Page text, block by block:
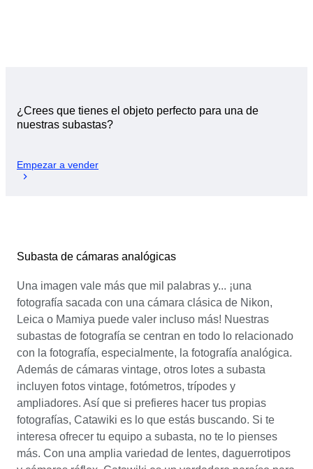
¿Crees que tienes el objeto perfecto para una de
nuestras subastas?
Empezar a vender
Subasta de cámaras analógicas
Una imagen vale más que mil palabras y... ¡una
fotografía sacada con una cámara clásica de Nikon,
Leica o Mamiya puede valer incluso más! Nuestras
subastas de fotografía se centran en todo lo relacionado
con la fotografía, especialmente, la fotografía analógica.
Además de cámaras vintage, otros lotes a subasta
incluyen fotos vintage, fotómetros, trípodes y
ampliadores. Así que si prefieres hacer tus propias
fotografías, Catawiki es lo que estás buscando. Si te
interesa ofrecer tu equipo a subasta, no te lo pienses
más. Con una amplia variedad de lentes, daguerrotipos